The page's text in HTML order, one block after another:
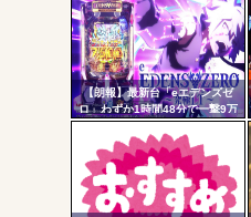
【朗報】最新台「eエデンズゼ
ロ」わずか1時間48分で一撃9万
5000発コンプリートを達成して
しまうｗ 究極LT期待出玉2万発
超えの現行最強スペックは伊達
じゃないな…